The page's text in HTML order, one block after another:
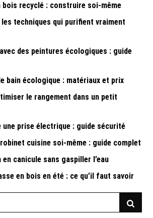
bois recyclé : construire soi-même
techniques qui purifient vraiment
des peintures écologiques : guide
bain écologique : matériaux et prix
le rangement dans un petit
une prise électrique : guide sécurité
cuisine soi-même : guide complet
canicule sans gaspiller l’eau
en bois en été : ce qu’il faut savoir